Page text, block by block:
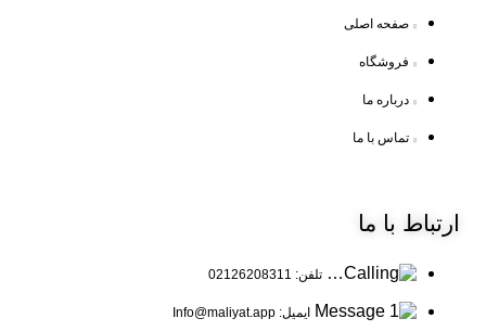
صفحه اصلی
فروشگاه
درباره ما
تماس با ما
ارتباط با ما
تلفن: 02126208311
ایمیل: Info@maliyat.app